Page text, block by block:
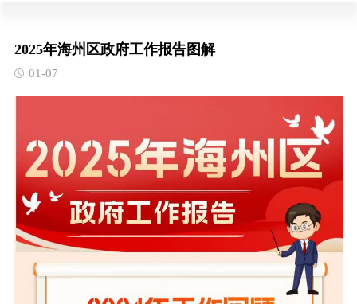
2025年海州区政府工作报告图解
01-07